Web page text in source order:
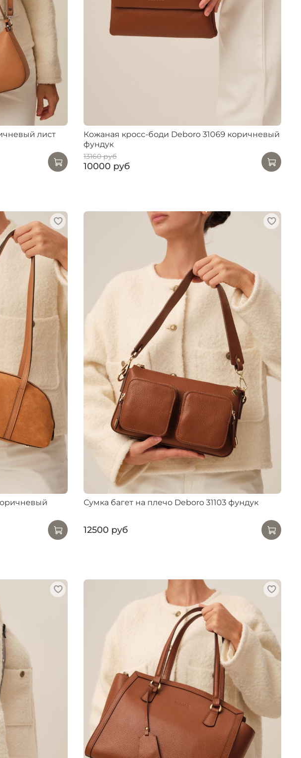
лист
Кожаная кросс-боди Deboro 31069 коричневый
фундук
13160 руб
10000 руб
Сумка багет на плечо Deboro 31103 фундук
12500 руб